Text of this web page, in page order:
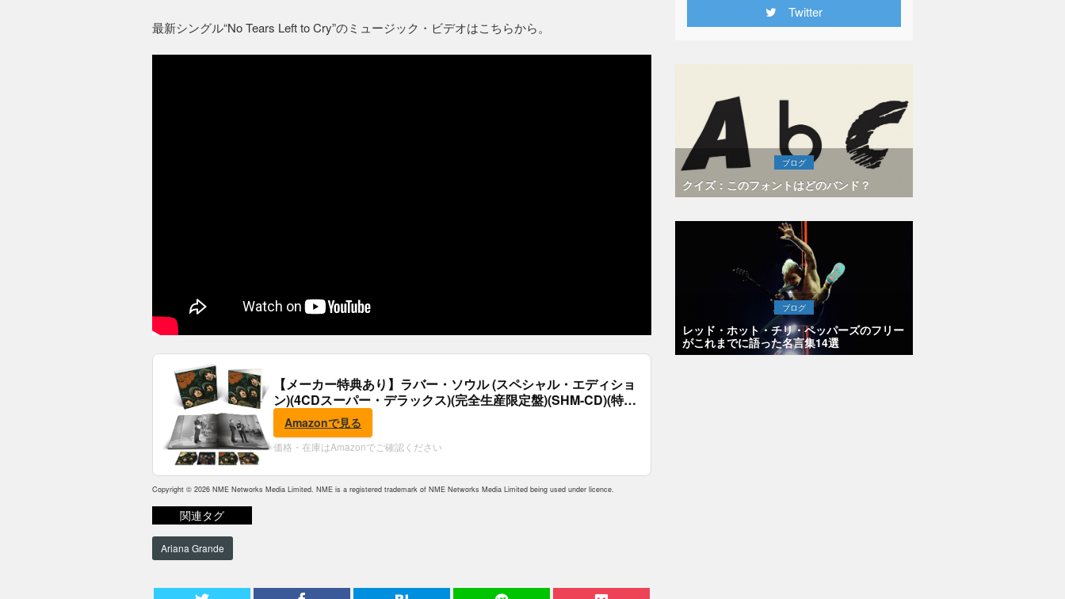
最新シングル“No Tears Left to Cry”のミュージック・ビデオはこちらから。
【メーカー特典あり】ラバー・ソウル (スペシャル・エディショ
ン)(4CDスーパー・デラックス)(完全生産限定盤)(SHM-CD)(特
典:B2ポスター付)
Amazonで見る
価格・在庫はAmazonでご確認ください
Copyright © 2026 NME Networks Media Limited. NME is a registered trademark of NME Networks Media Limited being used under licence.
関連タグ
Ariana Grande
Twitter
ブログ
クイズ：このフォントはどのバンド？
ブログ
レッド・ホット・チリ・ペッパーズのフリー
がこれまでに語った名言集14選